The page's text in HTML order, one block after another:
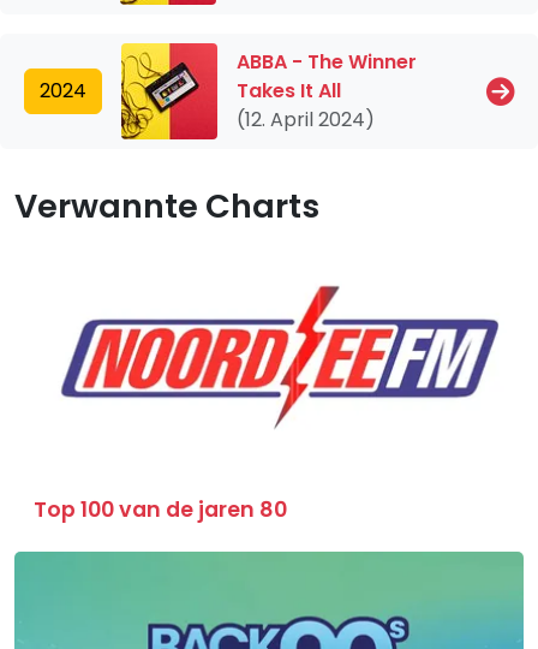
2024
ABBA - The Winner
Takes It All
(12. April 2024)
Verwannte Charts
Top 100 van de jaren 80